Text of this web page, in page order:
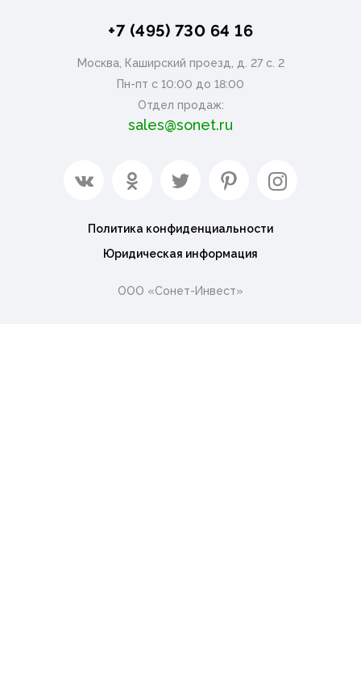
+7 (495) 730 64 16
Москва, Каширский проезд, д. 27 с. 2
Пн-пт с 10:00 до 18:00
Отдел продаж:
sales@sonet.ru
Политика конфиденциальности
Юридическая информация
ООО «Сонет-Инвест»